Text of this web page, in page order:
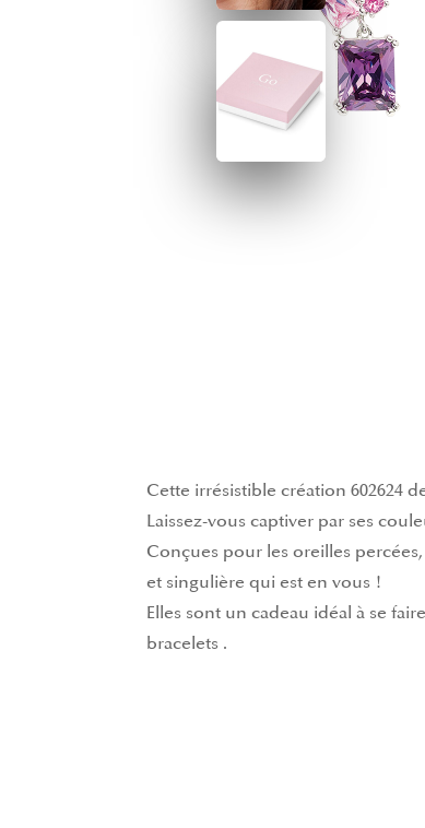
Cette irrésistible création 602624
Laissez-vous captiver par ses
Conçues pour les oreilles
et singulière qui est en vous !
Elles sont un cadeau idéal à se
bracelets .